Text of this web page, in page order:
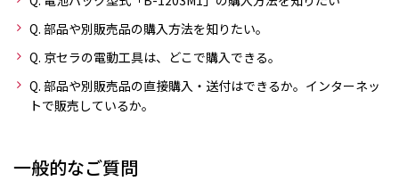
Q. 部品や別販売品の購入方法を知りたい。
Q. 京セラの電動工具は、どこで購入できる。
Q. 部品や別販売品の直接購入・送付はできるか。インターネッ
トで販売しているか。
一般的なご質問